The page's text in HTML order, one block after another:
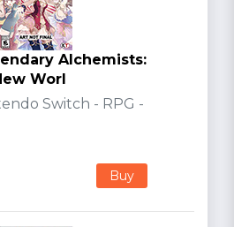
Alchemists:
Worl
Switch - RPG -
Buy